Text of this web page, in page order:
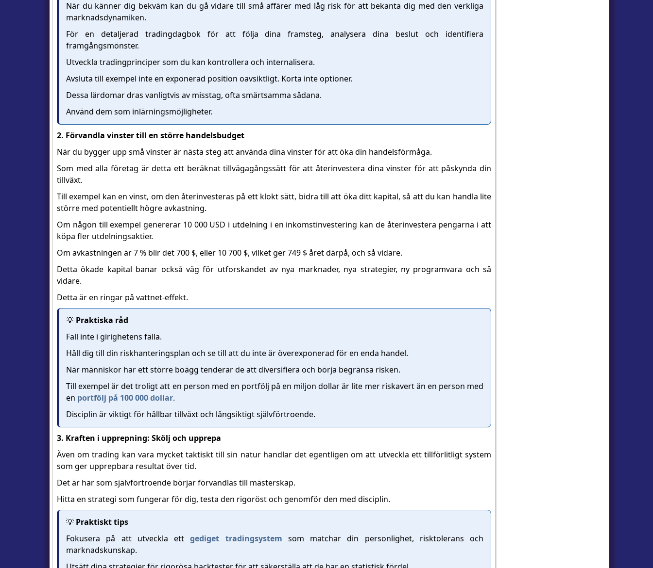
När du känner dig bekväm kan du gå vidare till små affärer med låg risk för att bekanta dig med den verkliga
marknadsdynamiken.
För en detaljerad tradingdagbok för att följa dina framsteg, analysera dina beslut och identifiera
framgångsmönster.
Utveckla tradingprinciper som du kan kontrollera och internalisera.
Avsluta till exempel inte en exponerad position oavsiktligt. Korta inte optioner.
Dessa lärdomar dras vanligtvis av misstag, ofta smärtsamma sådana.
Använd dem som inlärningsmöjligheter.
2. Förvandla vinster till en större handelsbudget
När du bygger upp små vinster är nästa steg att använda dina vinster för att öka din handelsförmåga.
Som med alla företag är detta ett beräknat tillvägagångssätt för att återinvestera dina vinster för att påskynda din
tillväxt.
Till exempel kan en vinst, om den återinvesteras på ett klokt sätt, bidra till att öka ditt kapital, så att du kan handla lite
större med potentiellt högre avkastning.
Om någon till exempel genererar 10 000 USD i utdelning i en inkomstinvestering kan de återinvestera pengarna i att
köpa fler utdelningsaktier.
Om avkastningen är 7 % blir det 700 $, eller 10 700 $, vilket ger 749 $ året därpå, och så vidare.
Detta ökade kapital banar också väg för utforskandet av nya marknader, nya strategier, ny programvara och så
vidare.
Detta är en ringar på vattnet-effekt.
💡 Praktiska råd
Fall inte i girighetens fälla.
Håll dig till din riskhanteringsplan och se till att du inte är överexponerad för en enda handel.
När människor har ett större boägg tenderar de att diversifiera och börja begränsa risken.
Till exempel är det troligt att en person med en portfölj på en miljon dollar är lite mer riskavert än en person med
en portfölj på 100 000 dollar.
Disciplin är viktigt för hållbar tillväxt och långsiktigt självförtroende.
3. Kraften i upprepning: Skölj och upprepa
Även om trading kan vara mycket taktiskt till sin natur handlar det egentligen om att utveckla ett tillförlitligt system
som ger upprepbara resultat över tid.
Det är här som självförtroende börjar förvandlas till mästerskap.
Hitta en strategi som fungerar för dig, testa den rigoröst och genomför den med disciplin.
💡 Praktiskt tips
Fokusera på att utveckla ettgediget tradingsystem som matchar din personlighet, risktolerans och
marknadskunskap.